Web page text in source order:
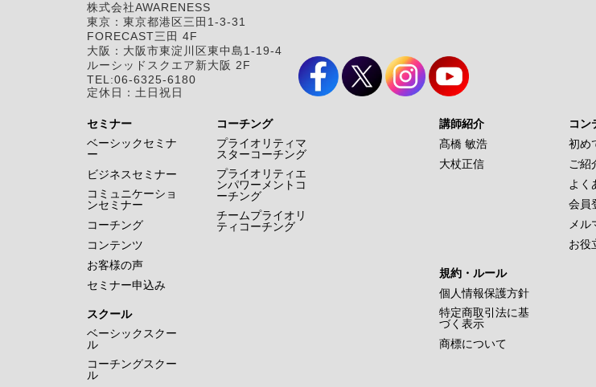
株式会社AWARENESS
東京：東京都港区三田1-3-31
FORECAST三田 4F
大阪：大阪市東淀川区東中島1-19-4
ルーシッドスクエア新大阪 2F
TEL:06-6325-6180
定休日：土日祝日
セミナー
ベーシックセミナ
ー
ビジネスセミナー
コミュニケーショ
ンセミナー
コーチング
コンテンツ
お客様の声
セミナー申込み
コーチング
プライオリティマ
スターコーチング
プライオリティエ
ンパワーメントコ
ーチング
チームプライオリ
ティコーチング
スクール
ベーシックスクー
ル
コーチングスクー
ル
講師紹介
髙橋 敏浩
大杖正信
コン
初め
ご紹
よく
会員
メル
お役
規約・ルール
個人情報保護方針
特定商取引法に基
づく表示
商標について